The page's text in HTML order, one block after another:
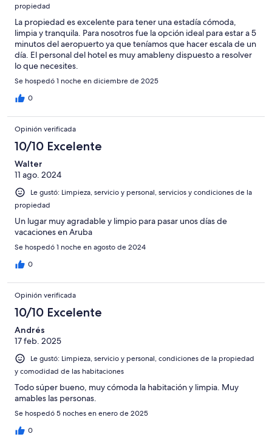
propiedad
La propiedad es excelente para tener una estadía cómoda,
limpia y tranquila. Para nosotros fue la opción ideal para estar a 5
minutos del aeropuerto ya que teníamos que hacer escala de un
día. El personal del hotel es muy amableny dispuesto a resolver
lo que necesites.
Se hospedó 1 noche en diciembre de 2025
0
Opinión verificada
10/10 Excelente
Walter
11 ago. 2024
Le gustó: Limpieza, servicio y personal, servicios y condiciones de la
propiedad
Un lugar muy agradable y limpio para pasar unos días de
vacaciones en Aruba
Se hospedó 1 noche en agosto de 2024
0
Opinión verificada
10/10 Excelente
Andrés
17 feb. 2025
Le gustó: Limpieza, servicio y personal, condiciones de la propiedad
y comodidad de las habitaciones
Todo súper bueno, muy cómoda la habitación y limpia. Muy
amables las personas.
Se hospedó 5 noches en enero de 2025
0